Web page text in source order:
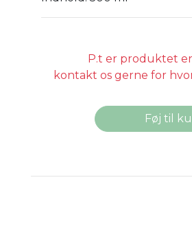
P.t er produktet
kontakt os gerne for
Føj til